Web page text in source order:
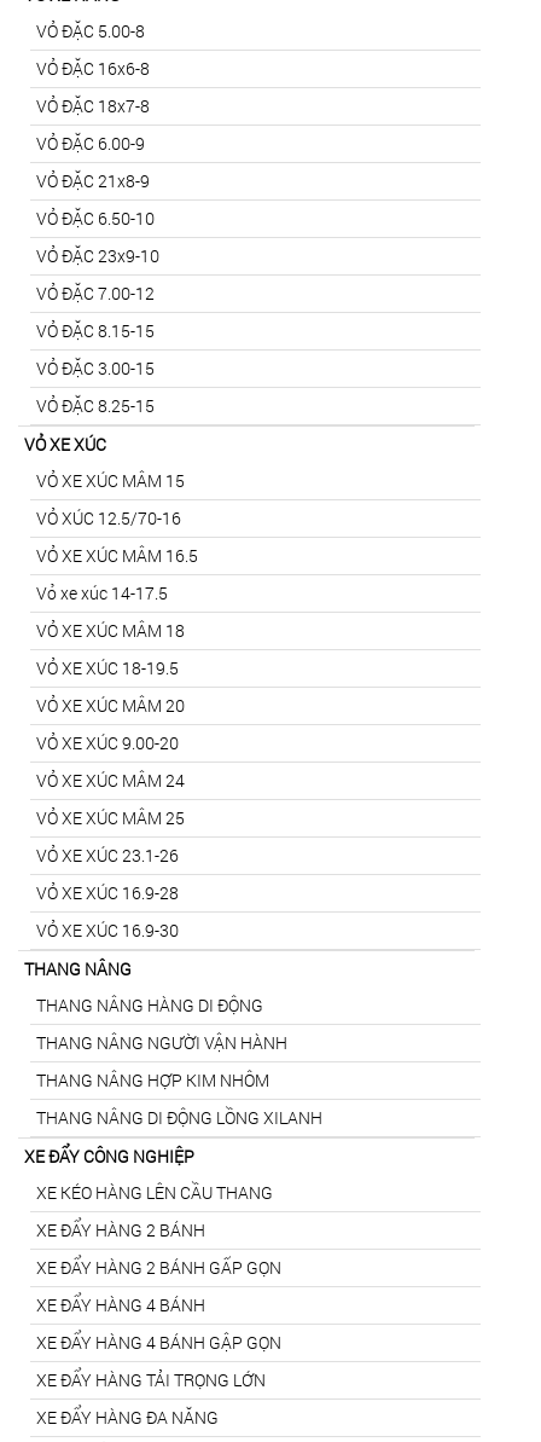
VỎ ĐẶC 5.00-8
VỎ ĐẶC 16x6-8
VỎ ĐẶC 18x7-8
VỎ ĐẶC 6.00-9
VỎ ĐẶC 21x8-9
VỎ ĐẶC 6.50-10
VỎ ĐẶC 23x9-10
VỎ ĐẶC 7.00-12
VỎ ĐẶC 8.15-15
VỎ ĐẶC 3.00-15
VỎ ĐẶC 8.25-15
VỎ XE XÚC
VỎ XE XÚC MÂM 15
VỎ XÚC 12.5/70-16
VỎ XE XÚC MÂM 16.5
Vỏ xe xúc 14-17.5
VỎ XE XÚC MÂM 18
VỎ XE XÚC 18-19.5
VỎ XE XÚC MÂM 20
VỎ XE XÚC 9.00-20
VỎ XE XÚC MÂM 24
VỎ XE XÚC MÂM 25
VỎ XE XÚC 23.1-26
VỎ XE XÚC 16.9-28
VỎ XE XÚC 16.9-30
THANG NÂNG
THANG NÂNG HÀNG DI ĐỘNG
THANG NÂNG NGƯỜI VẬN HÀNH
THANG NÂNG HỢP KIM NHÔM
THANG NÂNG DI ĐỘNG LỒNG XILANH
XE ĐẨY CÔNG NGHIỆP
XE KÉO HÀNG LÊN CẦU THANG
XE ĐẨY HÀNG 2 BÁNH
XE ĐẨY HÀNG 2 BÁNH GẤP GỌN
XE ĐẨY HÀNG 4 BÁNH
XE ĐẨY HÀNG 4 BÁNH GẬP GỌN
XE ĐẨY HÀNG TẢI TRỌNG LỚN
XE ĐẨY HÀNG ĐA NĂNG